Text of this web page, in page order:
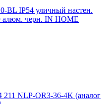
BL IP54 уличный настен.
алюм. черн. IN HOME